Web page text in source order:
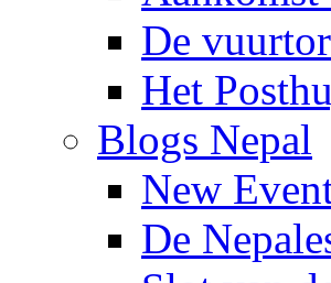
De
Het
Blogs Nepal
New
De